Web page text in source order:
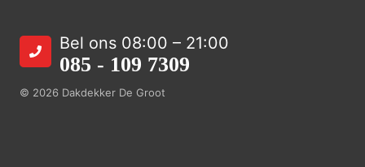
Bel ons 08:00 – 21:00
085 - 109 7309
© 2026 Dakdekker De Groot